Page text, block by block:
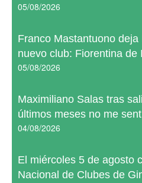
05/08/2026
Franco Mastantuono
nuevo club: Fiorentina de
05/08/2026
Maximiliano Salas tras
últimos meses no me
04/08/2026
El miércoles 5 de agosto
Nacional de Clubes de